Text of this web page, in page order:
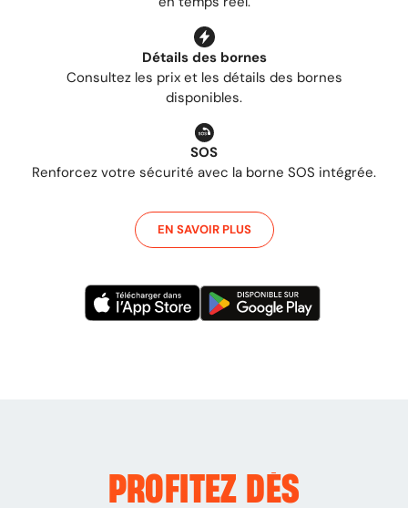
Détails des bornes
Consultez les prix et les détails des bornes
disponibles.
SOS
Renforcez votre sécurité avec la borne SOS intégrée.
EN SAVOIR PLUS
PROFITEZ DÈS